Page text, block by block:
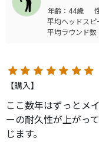
はほぼ満足していま
年齢：44歳
平均ヘッドス
平均ラウンド
【購入】
ここ数年はずっとメ
ーの耐久性が上がっ
じます。